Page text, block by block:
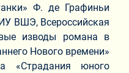
Ф. де Графиньи
ВШЭ, Всероссийская
изводы романа в
Нового времени»
«Страдания юного